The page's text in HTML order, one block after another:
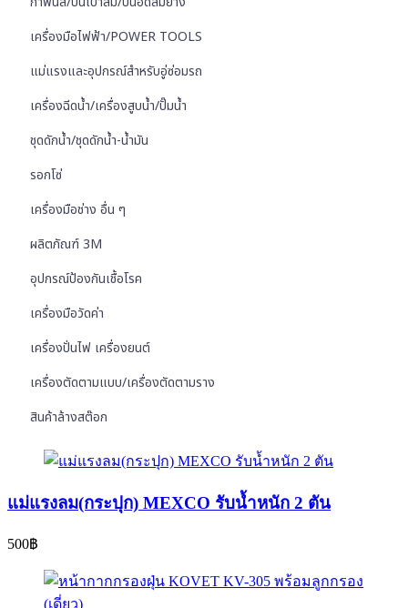
เครื่องมือไฟฟ้า/POWER TOOLS
แม่แรงและอุปกรณ์สำหรับอู่ซ่อมรถ
เครื่องฉีดน้ำ/เครื่องสูบน้ำ/ปั๊มน้ำ
ชุดดักน้ำ/ชุดดักน้ำ-น้ำมัน
รอกโซ่
เครื่องมือช่าง อื่น ๆ
ผลิตภัณฑ์ 3M
อุปกรณ์ป้องกันเชื้อโรค
เครื่องมือวัดค่า
เครื่องปั่นไฟ เครื่องยนต์
เครื่องตัดตามแบบ/เครื่องตัดตามราง
สินค้าล้างสต๊อก
แม่แรงลม(กระปุก) MEXCO รับน้ำหนัก 2 ตัน
500฿